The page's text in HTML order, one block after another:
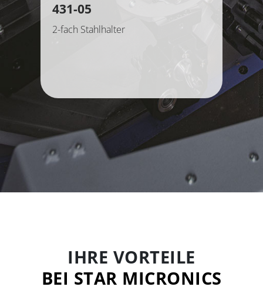
431-05
2-fach Stahlhalter
IHRE VORTEILE
BEI STAR MICRONICS